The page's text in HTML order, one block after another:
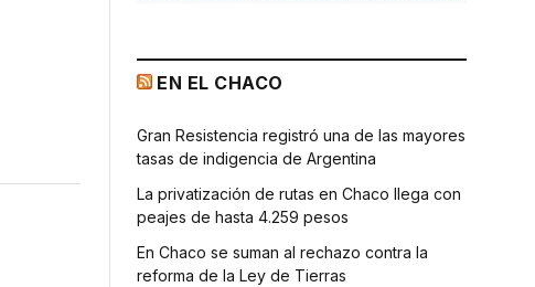
EN EL CHACO
Gran Resistencia registró una de las mayores
tasas de indigencia de Argentina
La privatización de rutas en Chaco llega con
peajes de hasta 4.259 pesos
En Chaco se suman al rechazo contra la
reforma de la Ley de Tierras